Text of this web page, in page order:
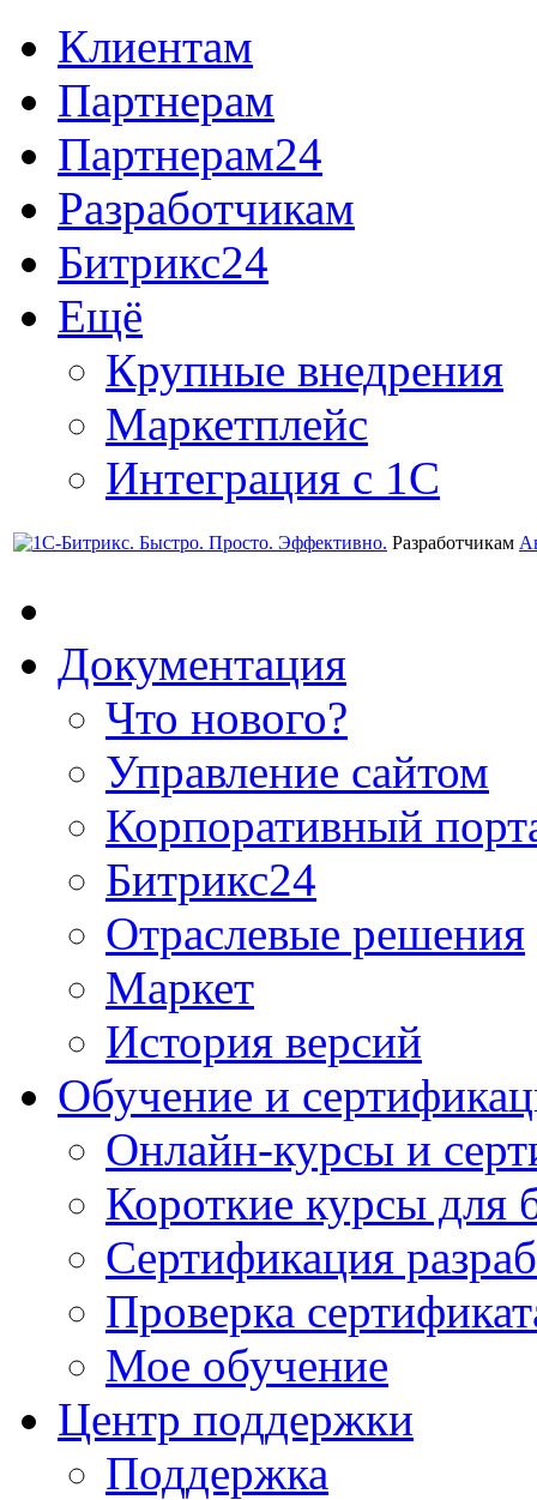
Клиентам
Партнерам
Партнерам24
Разработчикам
Битрикс24
Ещё
Крупные внедрения
Маркетплейс
Интеграция с 1С
Разработчикам
Документация
Что нового?
Управление сайтом
Корпоративный
Битрикс24
Отраслевые решения
Маркет
История версий
Обучение и
Онлайн-курсы и
Короткие курсы для
Сертификация
Проверка
Мое обучение
Центр поддержки
Поддержка